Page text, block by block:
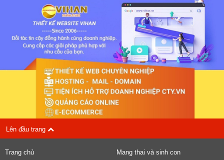
Lên đầu trang
Trang chủ Mang thai và sinh con